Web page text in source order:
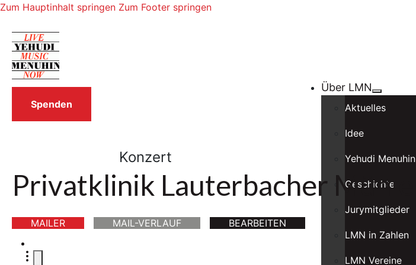
Zum Hauptinhalt springen Zum Footer springen
Über LMN
Aktuelles
Idee
Yehudi Menuhin
Geschichte
Jurymitglieder
LMN in Zahlen
LMN Vereine
Spenden
Konzert
Privatklinik Lauterbacher Mühle
MAILER MAIL-VERLAUF BEARBEITEN